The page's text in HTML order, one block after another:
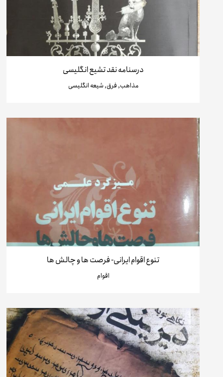
درسنامه نقد تشیع انگلیسی
مذاهب, فرق, شیعه انگلیسی
تنوع اقوام ایرانی- فرصت ها و چالش ها
اقوام